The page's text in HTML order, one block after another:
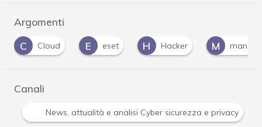
Argomenti
E
eset H Hacker M man-in-the-middle
Canali
Attacchi hacker e Malware: le ultime news in tempo